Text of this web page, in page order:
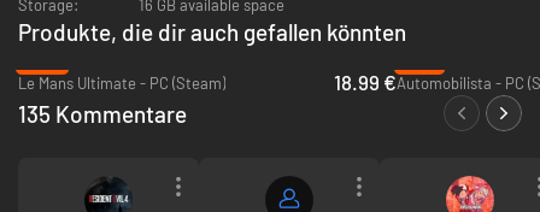
Niederlage führt.
Greife ein, gewinne und werde Manager deines eigenen Motorsportteams!
Storage:
16 GB available space
Produkte, die dir auch gefallen könnten
Le Mans Ultimate - PC (Steam)
18.99 €Automobilista - PC
135 Kommentare